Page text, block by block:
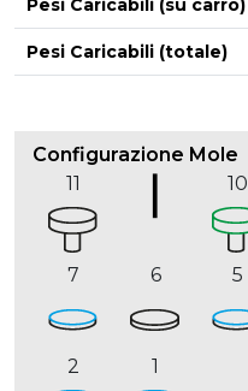
Pesi Caricabili (totale)
Configurazione Mole
11
10
7 6 5
2 1